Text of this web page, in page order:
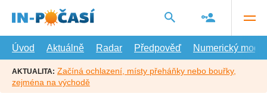
hlavní
Úvod
Aktuálně Radar Předpověď Numerický model
AKTUALITA: Začíná ochlazení, místy přeháňky nebo bouřky,
zejména na východě